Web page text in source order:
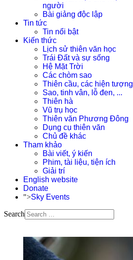
người
Bài giảng độc lập
Tin tức
Tin nổi bật
Kiến thức
Lịch sử thiên văn học
Trái Đất và sự sống
Hệ Mặt Trời
Các chòm sao
Thiên cầu, các hiện tượng
Sao, tinh vân, lỗ đen, ...
Thiên hà
Vũ trụ học
Thiên văn Phương Đông
Dụng cụ thiên văn
Chủ đề khác
Tham khảo
Bài viết, ý kiến
Phim, tài liệu, tiện ích
Giải trí
English website
Donate
">Sky Events
Search